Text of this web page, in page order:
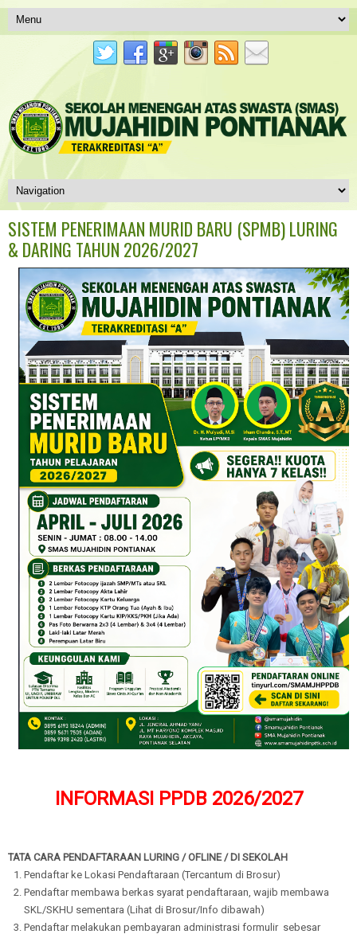
SISTEM PENERIMAAN MURID BARU (SPMB) LURING
& DARING TAHUN 2026/2027
INFORMASI PPDB 2026/2027
TATA CARA PENDAFTARAAN LURING / OFLINE / DI SEKOLAH
Pendaftar ke Lokasi Pendaftaraan (Tercantum di Brosur)
Pendaftar membawa berkas syarat pendaftaraan, wajib membawa
SKL/SKHU sementara (Lihat di Brosur/Info dibawah)
Pendaftar melakukan pembayaran administrasi formulir sebesar